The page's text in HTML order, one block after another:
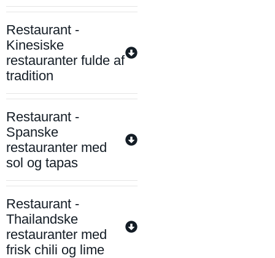
Restaurant -
Kinesiske
restauranter fulde af
tradition
Restaurant -
Spanske
restauranter med
sol og tapas
Restaurant -
Thailandske
restauranter med
frisk chili og lime